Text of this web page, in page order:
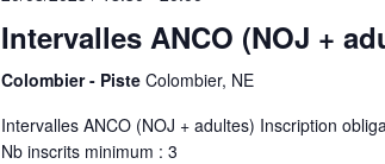
Intervalles ANCO (NOJ +
Colombier - Piste Colombier, NE
Intervalles ANCO (NOJ + adultes) Inscription
Nb inscrits minimum : 3